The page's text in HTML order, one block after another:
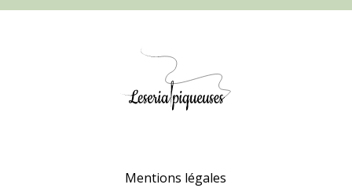
Mentions légales